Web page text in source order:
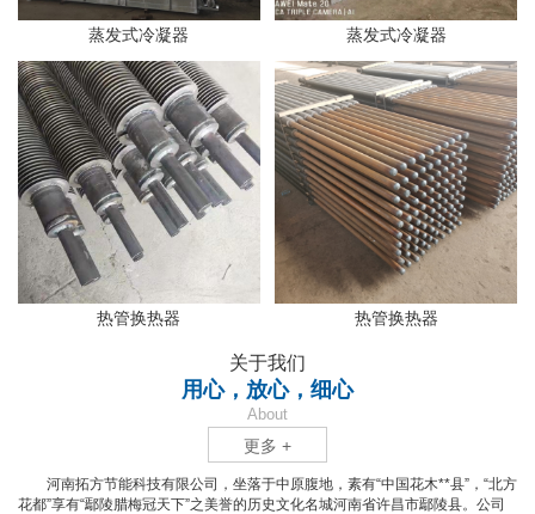
蒸发式冷凝器 蒸发式冷凝器
热管换热器 热管换热器
关于我们
用心，放心，细心
About
更多 +
河南拓方节能科技有限公司，坐落于中原腹地，素有“中国花木**县”，“北方
花都”享有“鄢陵腊梅冠天下”之美誉的历史文化名城河南省许昌市鄢陵县。公司